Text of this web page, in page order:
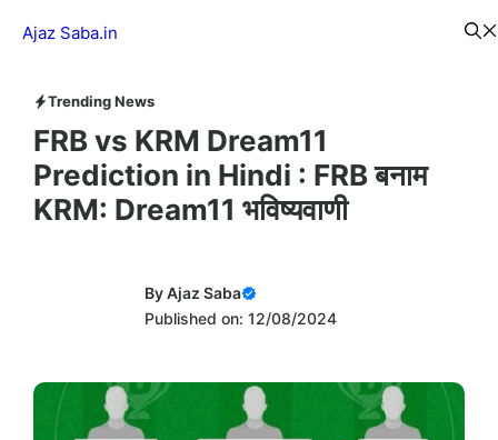
Ajaz Saba.in
Trending News
FRB vs KRM Dream11
Prediction in Hindi : FRB बनाम
KRM: Dream11 भविष्यवाणी
ByAjaz Saba
Published on: 12/08/2024